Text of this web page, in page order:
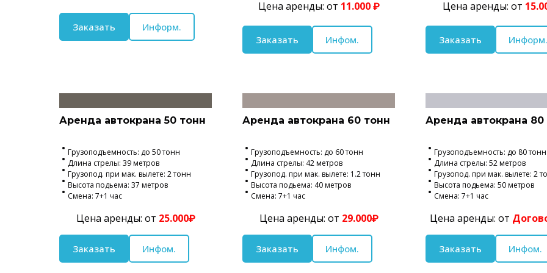
Заказать Информ.
Цена аренды: от 11.000 ₽
Заказать Инфом.
Цена аренды: от
Заказать Информ.
Аренда автокрана 50 тонн
Грузоподъемность: до 50 тонн
Длина стрелы: 39 метров
Грузопод. при мак. вылете: 2 тонн
Высота подьема: 37 метров
Смена: 7+1 час
Цена аренды: от 25.000₽
Заказать Инфом.
Аренда автокрана 60 тонн
Грузоподъемность: до 60 тонн
Длина стрелы: 42 метров
Грузопод. при мак. вылете: 1.2 тонн
Высота подьема: 40 метров
Смена: 7+1 час
Цена аренды: от 29.000₽
Заказать Инфом.
Аренда автокрана 80
Грузоподъемность: до 80 тонн
Длина стрелы: 52 метров
Грузопод. при мак. вылете: 2
Высота подьема: 50 метров
Смена: 7+1 час
Цена аренды: от
Заказать Инфом.